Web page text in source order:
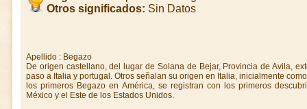
Otros significados: Sin Datos
Apellido : Begazo
De origen castellano, del lugar de Solana de Bejar, Provincia de Avila,
paso a Italia y portugal. Otros señalan su origen en Italia, inicialmente
los primeros Begazo en América, se registran con los primeros
México y el Este de los Estados Unidos.